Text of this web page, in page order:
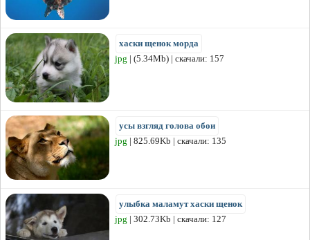
хаски щенок морда
jpg | (5.34Mb) | скачали: 157
усы взгляд голова обои
jpg | 825.69Kb | скачали: 135
улыбка маламут хаски щенок
jpg | 302.73Kb | скачали: 127